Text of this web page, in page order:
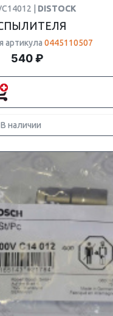
| DISTOCK
артикула 0445110507
540 ₽
наличии